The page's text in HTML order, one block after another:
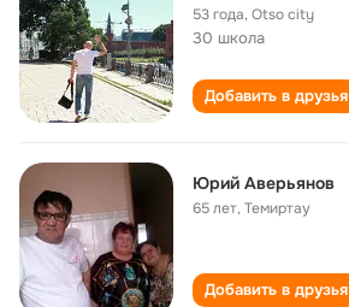
53 года,Otso city
30 школа
Добавить в друзья
Юрий Аверьянов
65 лет,Темиртау
Добавить в друзья